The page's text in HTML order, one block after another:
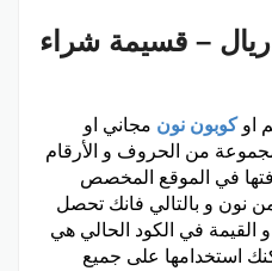
كود خصم نون 200 ريال – قسيمة شراء
اوكوبون نون مجاني او
من الحروف و الأرقام
في الموقع المخصص
نون و بالتالي فانك تحصل
القيمة في الكود الحالي هي
ريال و يمكنك استخدامها على جميع